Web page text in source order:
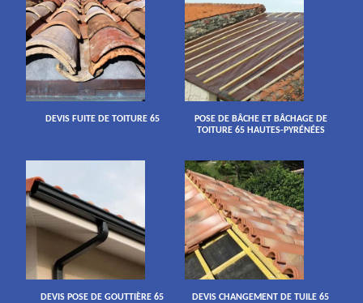
DEVIS FUITE DE TOITURE 65
POSE DE BÂCHE ET BÂCHAGE DE
TOITURE 65 HAUTES-PYRÉNÉES
DEVIS POSE DE GOUTTIÈRE 65 DEVIS CHANGEMENT DE TUILE 65